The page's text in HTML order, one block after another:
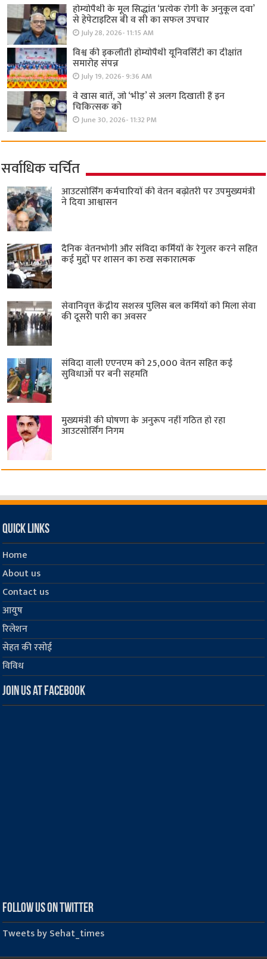
होम्योपैथी के मूल सिद्धांत ‘प्रत्येक रोगी केे अनुकूल दवा’
से हेपेटाइटिस बी व सी का सफल उपचार
July 28, 2026- 11:15 AM
विश्व की इकलौती होम्योपैथी यूनिवर्सिटी का दीक्षांत
समारोह संपन्न
July 19, 2026- 9:36 AM
वे खास बातें, जो ‘भीड़’ से अलग दिखाती हैं इन
चिकित्सक को
June 30, 2026- 11:32 PM
सर्वाधिक चर्चित
आउटसोर्सिंग कर्मचारियों की वेतन बढ़ोतरी पर उपमुख्यमंत्री
ने दिया आश्वासन
दैनिक वेतनभोगी और संविदा कर्मियों के रेगुलर करने सहित
कई मुद्दों पर शासन का रुख सकारात्मक
सेवानिवृत्त केंद्रीय सशस्त्र पुलिस बल ​कर्मियों को मिला सेवा
की दूसरी पारी का अवसर
संविदा वाली एएनएम को 25,000 वेतन सहित कई
सुविधाओं पर बनी सहमति
मुख्यमंत्री की घोषणा के अनुरूप नहीं गठित हो रहा
आउटसोर्सिंग निगम
Quick Links
Home
About us
Contact us
आयुष
रिलेशन
सेहत की रसोई
विविध
Join us at Facebook
Follow us on Twitter
Tweets by Sehat_times